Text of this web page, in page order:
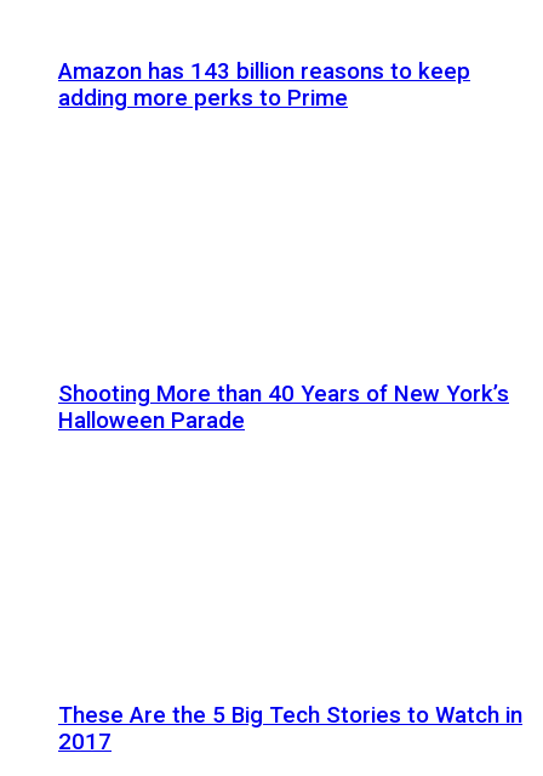
Amazon has 143 billion reasons to keep
adding more perks to Prime
Shooting More than 40 Years of New York’s
Halloween Parade
These Are the 5 Big Tech Stories to Watch in
2017